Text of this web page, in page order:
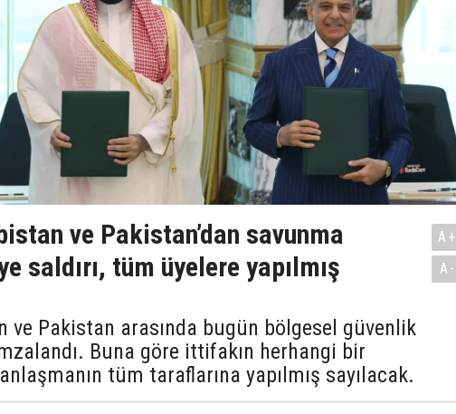
ve Pakistan’dan savunma
saldırı, tüm üyelere yapılmış
ve Pakistan arasında bugün bölgesel güvenlik
Buna göre ittifakın herhangi bir
tüm taraflarına yapılmış sayılacak.
A+
A-